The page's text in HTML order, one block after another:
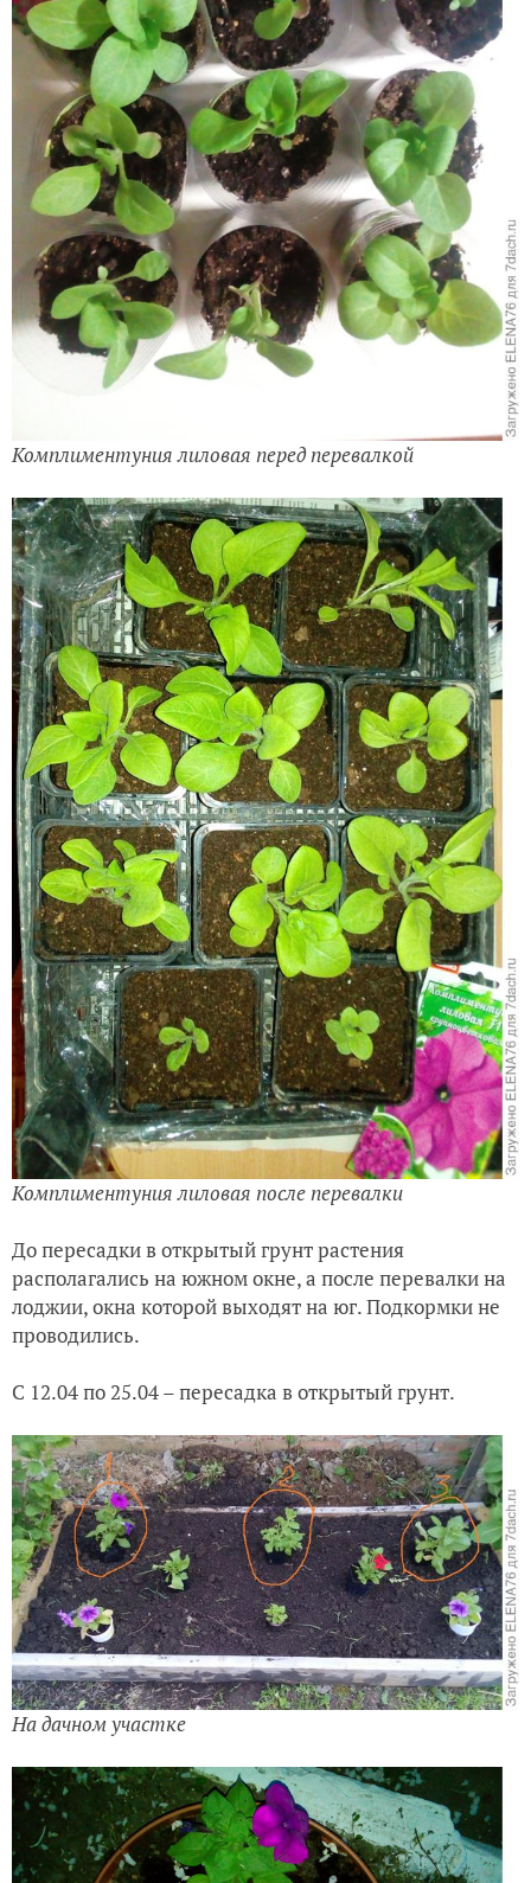
Комплиментуния лиловая перед перевалкой
Комплиментуния лиловая после перевалки
До пересадки в открытый грунт растения
располагались на южном окне, а после перевалки на
лоджии, окна которой выходят на юг. Подкормки не
проводились.
С 12.04 по 25.04 – пересадка в открытый грунт.
На дачном участке